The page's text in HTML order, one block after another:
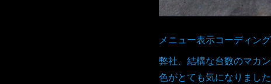
メニュー表示コーディン
弊社、結構な台数のマカ
色がとても気になりまし